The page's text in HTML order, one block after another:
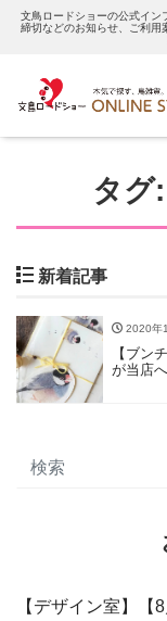
文鳥ロードショーの公式イン
締切などのお知らせ、ご利用
タグ:
新着記事
2020年
【ブン
が当店
【デザイン室】